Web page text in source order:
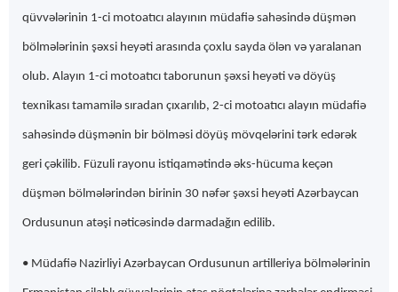
qüvvələrinin 1-ci motoatıcı alayının müdafiə sahəsində düşmən
bölmələrinin şəxsi heyəti arasında çoxlu sayda ölən və yaralanan
olub. Alayın 1-ci motoatıcı taborunun şəxsi heyəti və döyüş
texnikası tamamilə sıradan çıxarılıb, 2-ci motoatıcı alayın müdafiə
sahəsində düşmənin bir bölməsi döyüş mövqelərini tərk edərək
geri çəkilib. Füzuli rayonu istiqamətində əks-hücuma keçən
düşmən bölmələrindən birinin 30 nəfər şəxsi heyəti Azərbaycan
Ordusunun atəşi nəticəsində darmadağın edilib.
• Müdafiə Nazirliyi Azərbaycan Ordusunun artilleriya bölmələrinin